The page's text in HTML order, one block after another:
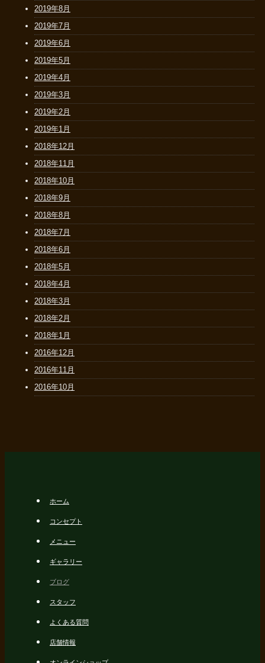
2019年8月
2019年7月
2019年6月
2019年5月
2019年4月
2019年3月
2019年2月
2019年1月
2018年12月
2018年11月
2018年10月
2018年9月
2018年8月
2018年7月
2018年6月
2018年5月
2018年4月
2018年3月
2018年2月
2018年1月
2016年12月
2016年11月
2016年10月
ホーム
コンセプト
メニュー
ギャラリー
ブログ
スタッフ
よくある質問
店舗情報